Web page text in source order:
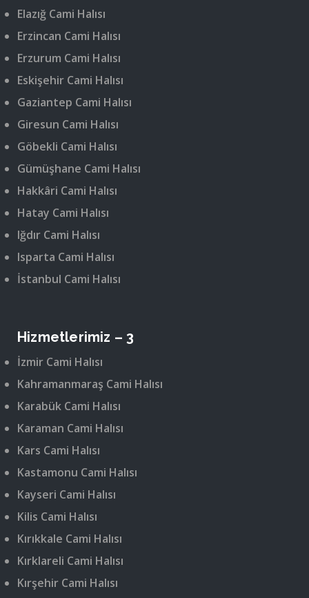
Elazığ Cami Halısı
Erzincan Cami Halısı
Erzurum Cami Halısı
Eskişehir Cami Halısı
Gaziantep Cami Halısı
Giresun Cami Halısı
Göbekli Cami Halısı
Gümüşhane Cami Halısı
Hakkâri Cami Halısı
Hatay Cami Halısı
Iğdır Cami Halısı
Isparta Cami Halısı
İstanbul Cami Halısı
Hizmetlerimiz – 3
İzmir Cami Halısı
Kahramanmaraş Cami Halısı
Karabük Cami Halısı
Karaman Cami Halısı
Kars Cami Halısı
Kastamonu Cami Halısı
Kayseri Cami Halısı
Kilis Cami Halısı
Kırıkkale Cami Halısı
Kırklareli Cami Halısı
Kırşehir Cami Halısı